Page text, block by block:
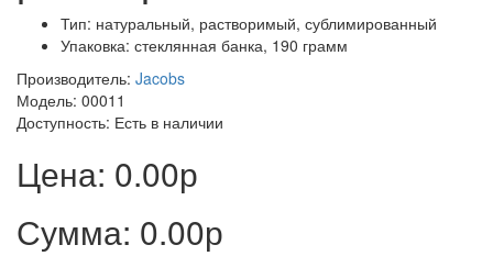
Тип: натуральный, растворимый, сублимированный
Упаковка: стеклянная банка, 190 грамм
Производитель: Jacobs
Модель: 00011
Доступность: Есть в наличии
Цена: 0.00р
Сумма: 0.00р